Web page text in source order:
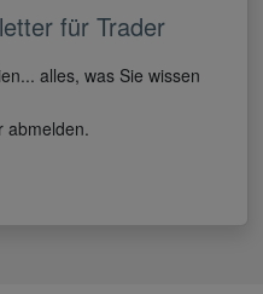
für Trader
alles, was Sie wissen
abmelden.